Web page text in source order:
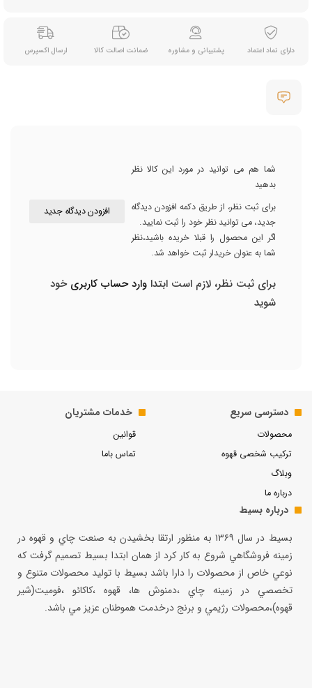
دارای نماد اعتماد پشتیبانی و مشاوره ضمانت اصالت کالا ارسال اکسپرس
شما هم می توانید در مورد این کالا نظر
بدهید
برای ثبت نظر، از طریق دکمه افزودن دیدگاه
جدید، می توانید نظر خود را ثبت نمایید.
اگر این محصول را قبلا خریده باشید،نظر
شما به عنوان خریدار ثبت خواهد شد.
افزودن دیدگاه جدید
برای ثبت نظر، لازم است ابتدا وارد حساب کاربریخود
شوید
دسترسی سریع
محصولات
ترکیب شخصی قهوه
وبلاگ
درباره ما
خدمات مشتریان
قوانین
تماس باما
درباره بسیط
بسيط در سال ۱۳۶۹ به منظور ارتقا بخشيدن به صنعت چاي و قهوه در
زمينه فروشگاهي شروع به كار كرد از همان ابتدا بسيط تصميم گرفت كه
نوعي خاص از محصولات را دارا باشد بسيط با توليد محصولات متنوع و
تخصصي در زمينه چاي ،دمنوش ها، قهوه ،كاكائو ،فوميت(شير
قهوه)،محصولات رژيمي و برنج درخدمت هموطنان عزيز مي باشد.